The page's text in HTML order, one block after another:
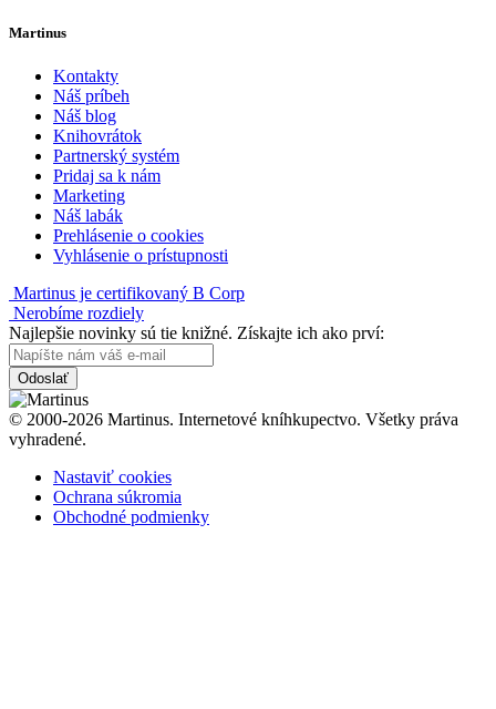
Martinus
Kontakty
Náš príbeh
Náš blog
Knihovrátok
Partnerský systém
Pridaj sa k nám
Marketing
Náš labák
Prehlásenie o cookies
Vyhlásenie o prístupnosti
Martinus je certifikovaný B Corp
Nerobíme rozdiely
Najlepšie novinky sú tie knižné. Získajte ich ako prví:
Odoslať
© 2000-2026 Martinus. Internetové kníhkupectvo. Všetky práva
vyhradené.
Nastaviť cookies
Ochrana súkromia
Obchodné podmienky